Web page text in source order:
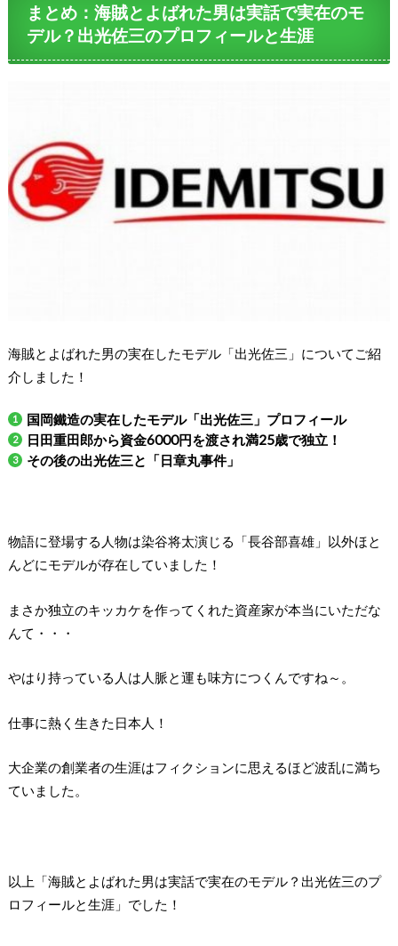
まとめ：海賊とよばれた男は実話で実在のモ
デル？出光佐三のプロフィールと生涯
海賊とよばれた男の実在したモデル「出光佐三」についてご紹
介しました！
国岡鐵造の実在したモデル「出光佐三」プロフィール
日田重田郎から資金6000円を渡され満25歳で独立！
その後の出光佐三と「日章丸事件」
物語に登場する人物は染谷将太演じる「長谷部喜雄」以外ほと
んどにモデルが存在していました！
まさか独立のキッカケを作ってくれた資産家が本当にいただな
んて・・・
やはり持っている人は人脈と運も味方につくんですね～。
仕事に熱く生きた日本人！
大企業の創業者の生涯はフィクションに思えるほど波乱に満ち
ていました。
以上「海賊とよばれた男は実話で実在のモデル？出光佐三のプ
ロフィールと生涯」でした！